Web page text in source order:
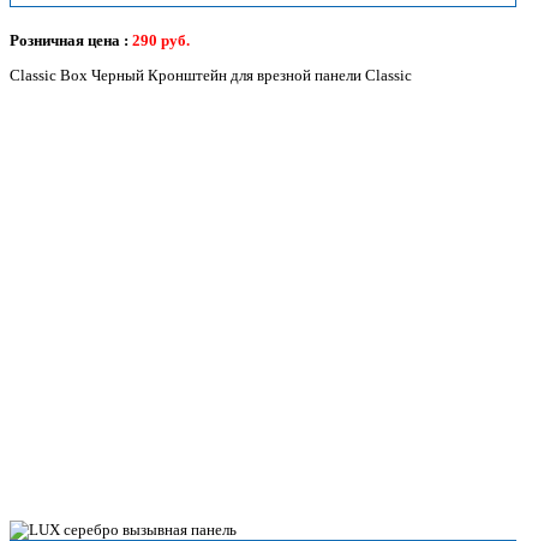
Розничная цена : 290 руб.
Classic Box Черный Кронштейн для врезной панели Classic